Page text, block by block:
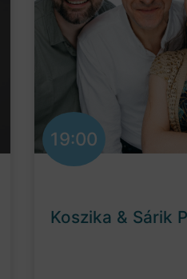
19:00
Koszika & Sárik